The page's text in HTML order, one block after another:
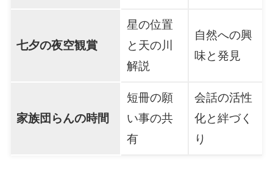
七夕の夜空観賞
星の位置
と天の川
解説
自然への興
味と発見
家族団らんの時間
短冊の願
い事の共
有
会話の活性
化と絆づく
り